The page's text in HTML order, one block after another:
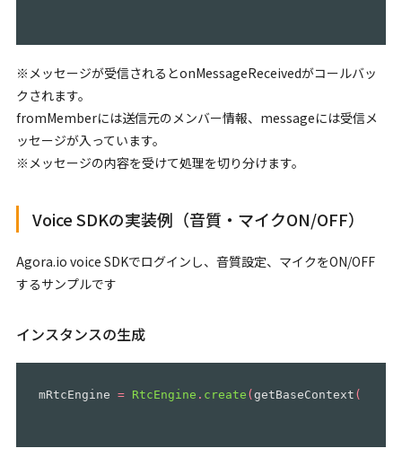
※メッセージが受信されるとonMessageReceivedがコールバッ
クされます。
fromMemberには送信元のメンバー情報、messageには受信メ
ッセージが入っています。
※メッセージの内容を受けて処理を切り分けます。
Voice SDKの実装例（音質・マイクON/OFF）
Agora.io voice SDKでログインし、音質設定、マイクをON/OFF
するサンプルです
インスタンスの生成
mRtcEngine = RtcEngine . create (getBaseContext (),